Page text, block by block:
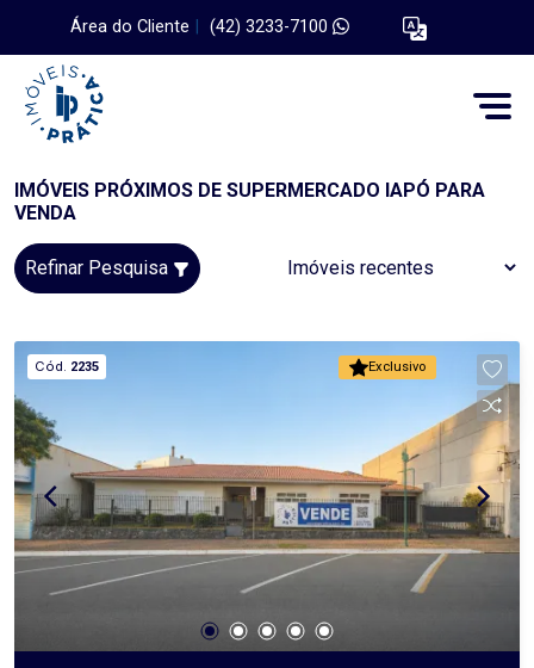
Área do Cliente (42) 3233-7100
IMÓVEIS PRÓXIMOS DE SUPERMERCADO IAPÓ PARA
VENDA
Refinar Pesquisa
Exclusivo
Cód. 2235